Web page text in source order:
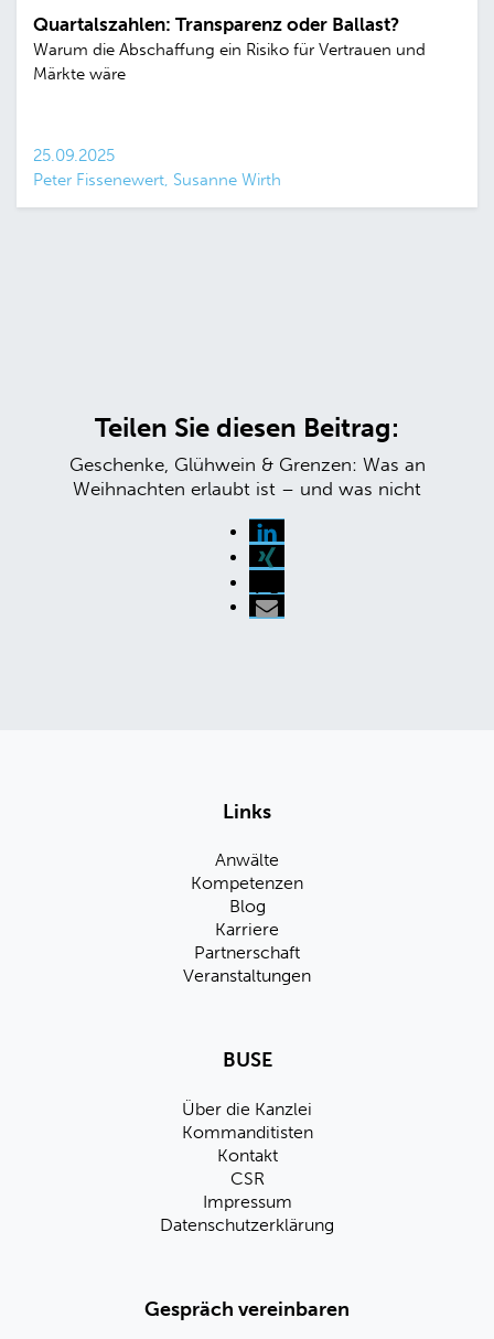
Quartalszahlen: Transparenz oder Ballast?
Warum die Abschaffung ein Risiko für Vertrauen und
Märkte wäre
25.09.2025
Peter Fissenewert, Susanne Wirth
Teilen Sie diesen Beitrag:
Geschenke, Glühwein & Grenzen: Was an
Weihnachten erlaubt ist – und was nicht
Links
Anwälte
Kompetenzen
Blog
Karriere
Partnerschaft
Veranstaltungen
BUSE
Über die Kanzlei
Kommanditisten
Kontakt
CSR
Impressum
Datenschutzerklärung
Gespräch vereinbaren